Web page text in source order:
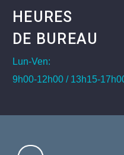
HEURES
DE BUREAU
Lun-Ven:
9h00-12h00 / 13h15-